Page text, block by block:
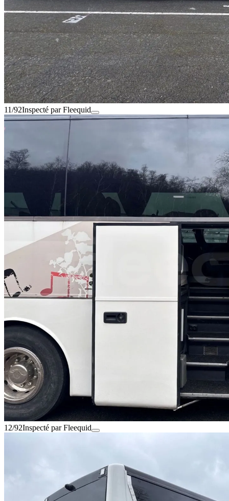
11/92Inspecté par Fleequid
12/92Inspecté par Fleequid